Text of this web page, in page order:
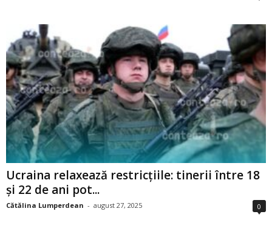
Ucraina relaxează restricțiile: tinerii între 18
și 22 de ani pot...
Cătălina Lumperdean - august 27, 2025 0